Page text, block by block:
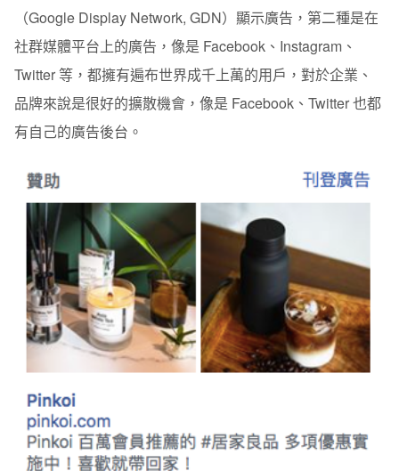
（Google Display Network, GDN）顯示廣告，第二種是在
社群媒體平台上的廣告，像是 Facebook、Instagram、
Twitter 等，都擁有遍布世界成千上萬的用戶，對於企業、
品牌來說是很好的擴散機會，像是 Facebook、Twitter 也都
有自己的廣告後台。